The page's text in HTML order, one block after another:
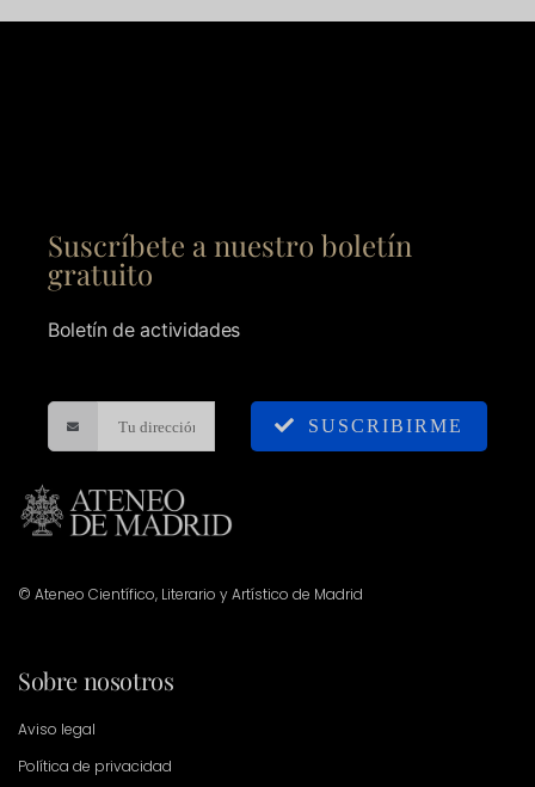
Suscríbete a nuestro boletín
gratuito
Boletín de actividades
SUSCRIBIRME
© Ateneo Científico, Literario y Artístico de Madrid
Sobre nosotros
Aviso legal
Política de privacidad